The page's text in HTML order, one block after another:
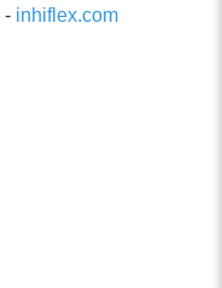
- inhiflex.com